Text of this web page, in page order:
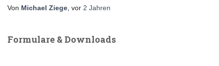
Von Michael Ziege , vor 2 Jahren
Formulare & Downloads